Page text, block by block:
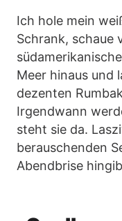
Ich hole mein
Schrank, schaue
Meer hinaus und
dezenten
Irgendwann
steht sie da.
berauschenden
Abendbrise